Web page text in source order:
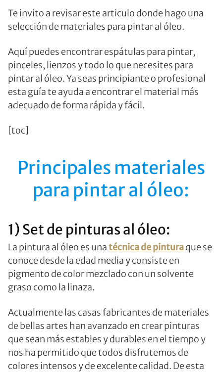
Te invito a revisar este articulo donde hago una
selección de materiales para pintar al óleo.
Aquí puedes encontrar espátulas para pintar,
pinceles, lienzos y todo lo que necesites para
pintar al óleo. Ya seas principiante o profesional
esta guía te ayuda a encontrar el material más
adecuado de forma rápida y fácil.
[toc]
Principales materiales
para pintar al óleo:
1) Set de pinturas al óleo:
La pintura al óleo es unatécnica de pinturaque se
conoce desde la edad media y consiste en
pigmento de color mezclado con un solvente
graso como la linaza.
Actualmente las casas fabricantes de materiales
de bellas artes han avanzado en crear pinturas
que sean más estables y durables en el tiempo y
nos ha permitido que todos disfrutemos de
colores intensos y de excelente calidad. De esta